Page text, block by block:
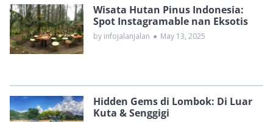
Wisata Hutan Pinus Indonesia:
Spot Instagramable nan Eksotis
by infojalanjalan ● May 13, 2025
Hidden Gems di Lombok: Di Luar
Kuta & Senggigi